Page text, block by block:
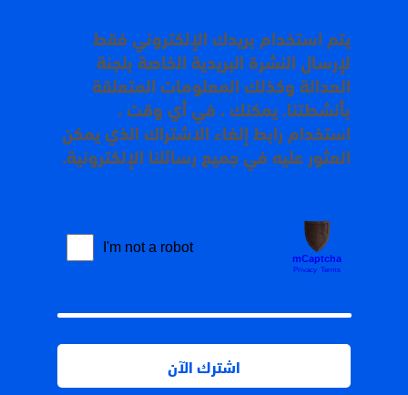
يتم استخدام بريدك الإلكتروني فقط
لإرسال النشرة البريدية الخاصة بلجنة
العدالة وكذلك المعلومات المتعلقة
بأنشطتنا. يمكنك ، في أي وقت ،
استخدام رابط إلغاء الاشتراك الذي يمكن
العثور عليه في جميع رسائلنا الإلكترونية.